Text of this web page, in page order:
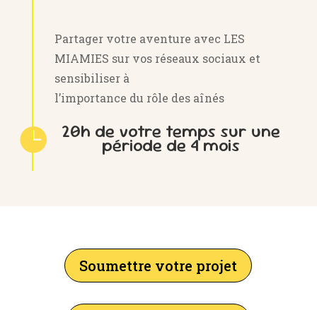
Partager votre aventure avec LES
MIAMIES sur vos réseaux sociaux et
sensibiliser à
l’importance du rôle des aînés
 20h de votre temps sur une
période de 4 mois
Soumettre votre projet